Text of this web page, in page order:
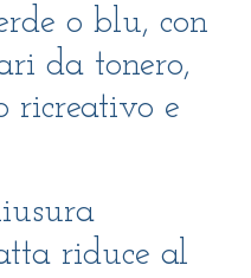
o blu, con
da tonero,
ricreativo e
riduce al